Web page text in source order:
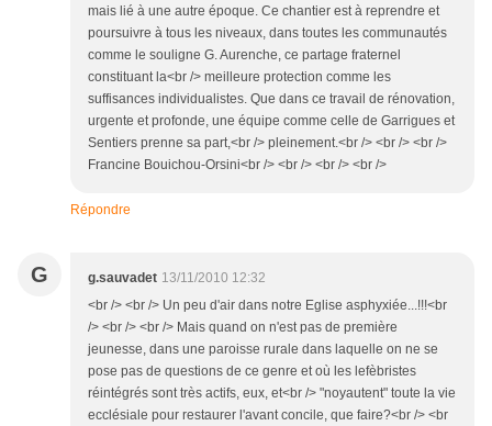
mais lié à une autre époque. Ce chantier est à reprendre et
poursuivre à tous les niveaux, dans toutes les communautés
comme le souligne G. Aurenche, ce partage fraternel
constituant la<br /> meilleure protection comme les
suffisances individualistes. Que dans ce travail de rénovation,
urgente et profonde, une équipe comme celle de Garrigues et
Sentiers prenne sa part,<br /> pleinement.<br /> <br /> <br />
Francine Bouichou-Orsini<br /> <br /> <br /> <br />
Répondre
G g.sauvadet 13/11/2010 12:32
<br /> <br /> Un peu d'air dans notre Eglise asphyxiée...!!!<br
/> <br /> <br /> Mais quand on n'est pas de première
jeunesse, dans une paroisse rurale dans laquelle on ne se
pose pas de questions de ce genre et où les lefèbristes
réintégrés sont très actifs, eux, et<br /> "noyautent" toute la vie
ecclésiale pour restaurer l'avant concile, que faire?<br /> <br